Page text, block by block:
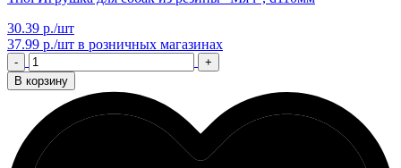
30.39 р./шт
37.99 р./шт в розничных магазинах
-
+
В корзину